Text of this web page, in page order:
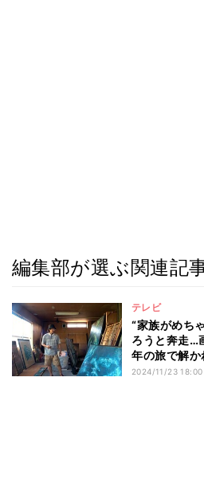
編集部が選ぶ関連記
テレビ
“家族がめち
ろうと奔走…
年の旅で解
2024/11/23 18:00